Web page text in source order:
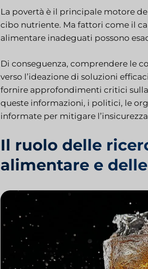
La povertà è il principale motore
cibo nutriente. Ma fattori come il
alimentare inadeguati possono
Di conseguenza, comprendere le
verso l’ideazione di soluzioni
fornire approfondimenti critici
queste informazioni, i politici, le
informate per mitigare
Il ruolo delle
alimentare e